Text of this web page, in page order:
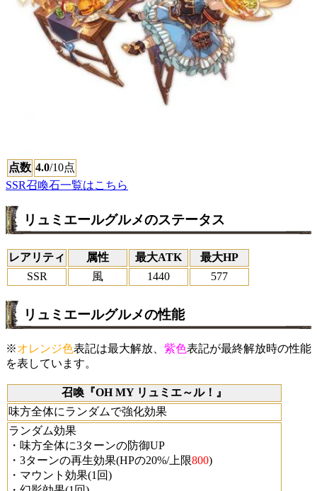
点数 4.0/10点
SSR召喚石一覧はこちら
リュミエールグルメのステータス
レアリティ 属性 最大ATK
最大HP
SSR
風 1440 577
リュミエールグルメの性能
※オレンジ色表記は最大解放、 紫色表記が最終解放時の性能
を表しています。
召喚『OH MY リュミエ～ル！』
味方全体にランダムで強化効果
ランダム効果
・味方全体に3ターンの防御UP
・3ターンの再生効果(HPの20%/上限800)
・マウント効果(1回)